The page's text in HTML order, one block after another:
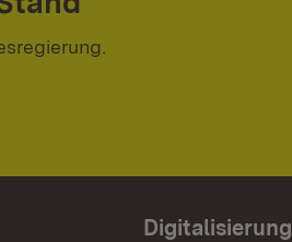
Digitalisierung